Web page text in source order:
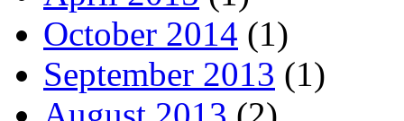
October 2014 (1)
September 2013 (1)